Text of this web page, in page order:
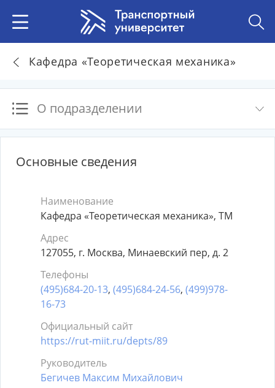
Кафедра «Теоретическая механика»
О подразделении
Основные сведения
Наименование
Кафедра «Теоретическая механика», ТМ
Адрес
127055, г. Москва, Минаевский пер, д. 2
Телефоны
(495)684-20-13, (495)684-24-56, (499)978-
16-73
Официальный сайт
https://rut-miit.ru/depts/89
Руководитель
Бегичев Максим Михайлович